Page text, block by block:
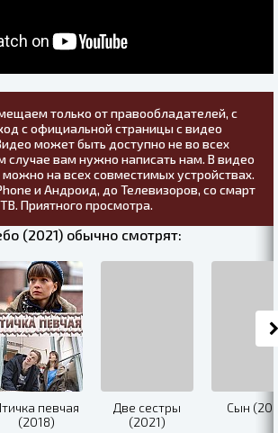
только от правообладателей, с
с официальной страницы с видео
может быть доступно не во всех
случае вам нужно написать нам. В видео
на всех совместимых устройствах.
и Андроид, до Телевизоров, со смарт
ТВ. Приятного просмотра.
(2021) обычно смотрят:
певчая
(2018)
Две сестры
(2021)
Сын